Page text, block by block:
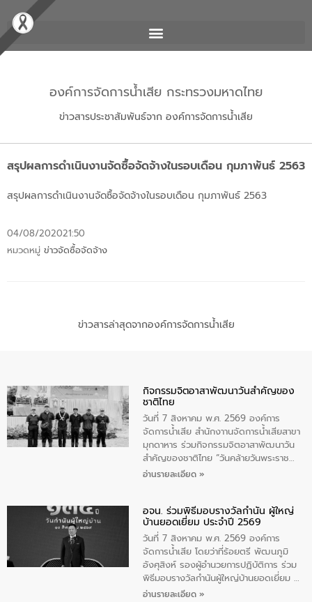
องค์การจัดการน้ำเสีย กระทรวงมหาดไทย
ข่าวสารประชาสัมพันธ์จาก องค์การจัดการน้ำเสีย
สรุปผลการดำเนินงานจัดซื้อจัดจ้างในรอบเดือน กุมภาพันธ์ 2563
สรุปผลการดำเนินงานจัดซื้อจัดจ้างในรอบเดือน กุมภาพันธ์ 2563
04/08/202021:50
หมวดหมู่ ข่าวจัดซื้อจัดจ้าง
ข่าวสารล่าสุดจากองค์การจัดการน้ำเสีย
กิจกรรมจิตอาสาพัฒนาวันสําคัญของ
ชาติไทย
วันที่ 7 สิงหาคม พ.ศ. 2569 องค์การ
จัดการน้ำเสีย สำนักงาานจัดการน้ำเสียสาขา
มุกดาหาร ร่วมกิจกรรมจิตอาสาพัฒนาวัน
สําคัญของชาติไทย “วันคล้ายวันพระราช
สมภพ สมเด็จพระนางเจ้าสิริกิติ์พระบรม
ทิพย์คำ รองผู้ว่าราชการจังหวัดมุกดาหาร
เป็นประธานในพิธี ณ เรือนจําชั่วคราวนาโสก
ตําบลนาโสก อําเภอเมืองมุกดาหาร จังหวัด
มุกดาหาร โดยในกิจกรรมได้ร่วมปลูกป่า และ
ทําความสะอาดภายในบริเวณ จัดกิจกรรม
เพื่อถวายเป็นพระราชกุศล สมเด็จพระนาง
เจ้าสิริกิติ์พระบรมราชินีนาถ พระบรมราช
อ่านรายละเอียด »
อจน. ร่วมพิธีมอบรางวัลกำนัน ผู้ใหญ่
บ้านยอดเยี่ยม ประจำปี 2569
วันที่ 7 สิงหาคม พ.ศ. 2569 องค์การ
จัดการน้ำเสีย โดยว่าที่ร้อยตรี พัฒนภูมิ
อังศุสิงห์ รองผู้อำนวยการปฏิบัติการ ร่วม
พิธีมอบรางวัลกำนันผู้ใหญ่บ้านยอดเยี่ยม ณ
ทำเนียบรัฐบาล โดยมีนายอนุทิน ชาญวีรกูล
อ่านรายละเอียด »